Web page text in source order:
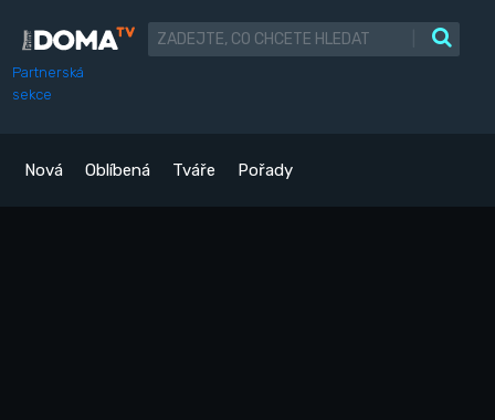
Partnerská
sekce
Nová Oblíbená Tváře Pořady